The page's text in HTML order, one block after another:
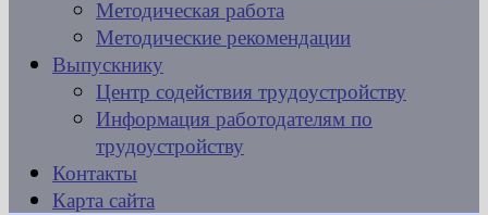
Методическая работа
Методические рекомендации
Выпускнику
Центр содействия трудоустройству
Информация работодателям по
трудоустройству
Контакты
Карта сайта